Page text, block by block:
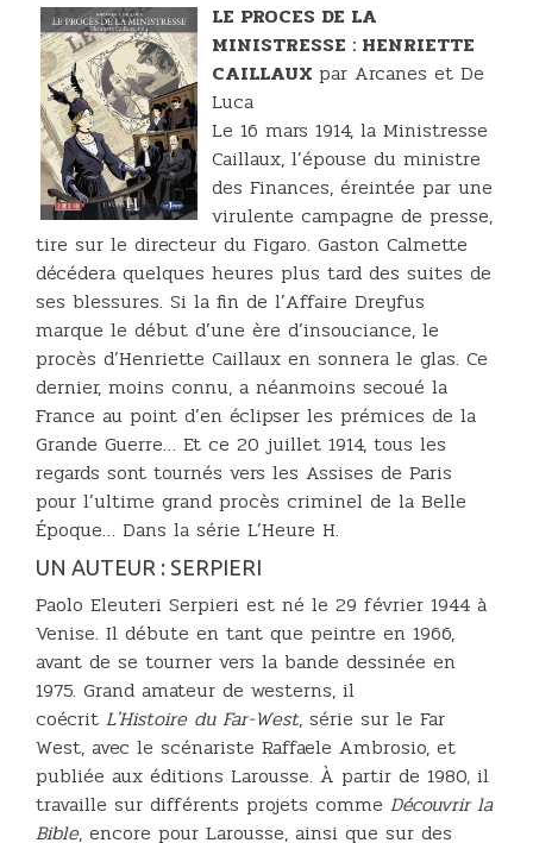
LE PROCES DE LA
MINISTRESSE : HENRIETTE
CAILLAUX par Arcanes et De
Luca
Le 16 mars 1914, la Ministresse
Caillaux, l’épouse du ministre
des Finances, éreintée par une
virulente campagne de presse,
tire sur le directeur du Figaro. Gaston Calmette
décédera quelques heures plus tard des suites de
ses blessures. Si la fin de l’Affaire Dreyfus
marque le début d’une ère d’insouciance, le
procès d’Henriette Caillaux en sonnera le glas. Ce
dernier, moins connu, a néanmoins secoué la
France au point d’en éclipser les prémices de la
Grande Guerre… Et ce 20 juillet 1914, tous les
regards sont tournés vers les Assises de Paris
pour l’ultime grand procès criminel de la Belle
Époque… Dans la série L’Heure H.
UN AUTEUR : SERPIERI
Paolo Eleuteri Serpieri est né le 29 février 1944 à
Venise. Il débute en tant que peintre en 1966,
avant de se tourner vers la bande dessinée en
1975. Grand amateur de westerns, il
coécrit L'Histoire du Far-West, série sur le Far
West, avec le scénariste Raffaele Ambrosio, et
publiée aux éditions Larousse. À partir de 1980, il
travaille sur différents projets comme Découvrir la
Bible, encore pour Larousse, ainsi que sur des